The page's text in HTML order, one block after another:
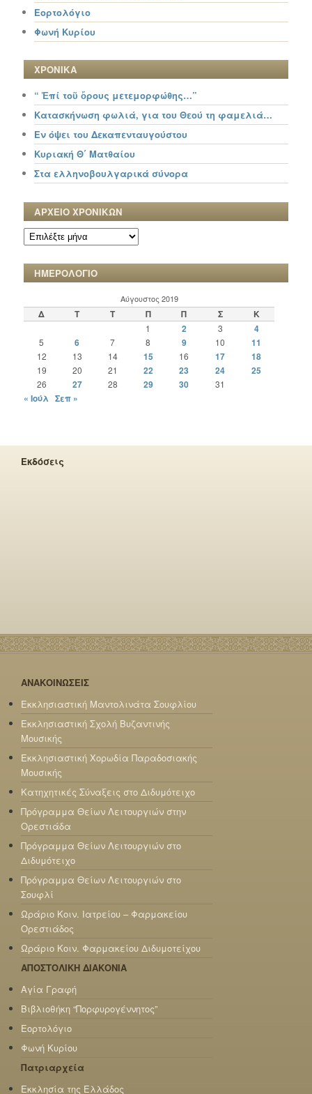
Εορτολόγιο
Φωνή Κυρίου
ΧΡΟΝΙΚΑ
“ Ἐπί τοῦ ὄρους μετεμορφώθης…”
Κατασκήνωση φωλιά, για του Θεού τη φαμελιά…
Εν όψει του Δεκαπενταυγούστου
Κυριακή Θ΄ Ματθαίου
Στα ελληνοβουλγαρικά σύνορα
ΑΡΧΕΙΟ ΧΡΟΝΙΚΩΝ
ΑΡΧΕΙΟ
ΧΡΟΝΙΚΩΝ
ΗΜΕΡΟΛΟΓΙΟ
Αύγουστος 2019
Δ Τ Τ Π Π Σ Κ
1 2 3 4
5 6 7 8 9 10 11
12 13 14 15 16 17 18
19 20 21 22 23 24 25
26 27 28 29 30 31
« Ιούλ Σεπ »
Εκδόσεις
ΑΝΑΚΟΙΝΩΣΕΙΣ
Εκκλησιαστική Μαντολινάτα Σουφλίου
Εκκλησιαστική Σχολή Βυζαντινής
Μουσικής
Εκκλησιαστική Χορωδία Παραδοσιακής
Μουσικής
Κατηχητικές Σύναξεις στο Διδυμότειχο
Πρόγραμμα Θείων Λειτουργιών στην
Ορεστιάδα
Πρόγραμμα Θείων Λειτουργιών στο
Διδυμότειχο
Πρόγραμμα Θείων Λειτουργιών στο
Σουφλί
Ωράριο Κοιν. Ιατρείου – Φαρμακείου
Ορεστιάδος
Ωράριο Κοιν. Φαρμακείου Διδυμοτείχου
ΑΠΟΣΤΟΛΙΚΗ ΔΙΑΚΟΝΙΑ
Αγία Γραφή
Βιβλιοθήκη “Πορφυρογέννητος”
Εορτολόγιο
Φωνή Κυρίου
Πατριαρχεία
Εκκλησία της Ελλάδος